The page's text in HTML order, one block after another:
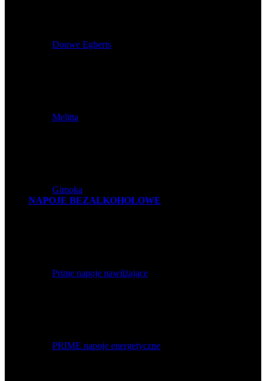
Douwe Egberts
Melitta
Gimoka
NAPOJE BEZALKOHOLOWE
Prime napoje nawilżające
PRIME napoje energetyczne